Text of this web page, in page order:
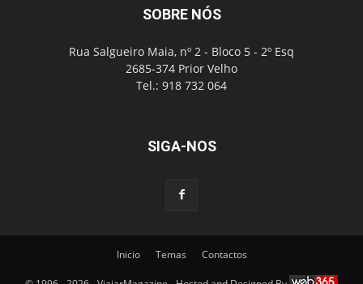
SOBRE NÓS
Rua Salgueiro Maia, nº 2 - Bloco 5 - 2º Esq
2685-374 Prior Velho
Tel.: 918 732 064
SIGA-NOS
Inicio Temas Contactos